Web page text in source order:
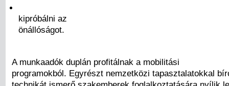
kipróbálni az
önállóságot.
A munkaadók duplán profitálnak a mobilitási
programokból. Egyrészt nemzetközi tapasztalatokkal